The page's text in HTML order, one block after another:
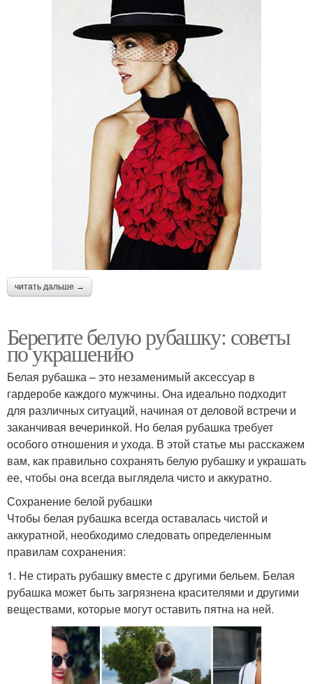
читать дальше →
Берегите белую рубашку: советы
по украшению
Белая рубашка – это незаменимый аксессуар в
гардеробе каждого мужчины. Она идеально подходит
для различных ситуаций, начиная от деловой встречи и
заканчивая вечеринкой. Но белая рубашка требует
особого отношения и ухода. В этой статье мы расскажем
вам, как правильно сохранять белую рубашку и украшать
ее, чтобы она всегда выглядела чисто и аккуратно.
Сохранение белой рубашки
Чтобы белая рубашка всегда оставалась чистой и
аккуратной, необходимо следовать определенным
правилам сохранения:
1. Не стирать рубашку вместе с другими бельем. Белая
рубашка может быть загрязнена красителями и другими
веществами, которые могут оставить пятна на ней.